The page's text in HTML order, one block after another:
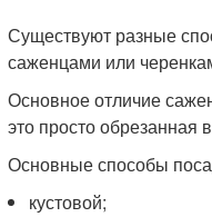
Существуют разные
саженцами или
Основное отличие
это просто обрезанная
Основные способы
кустовой;